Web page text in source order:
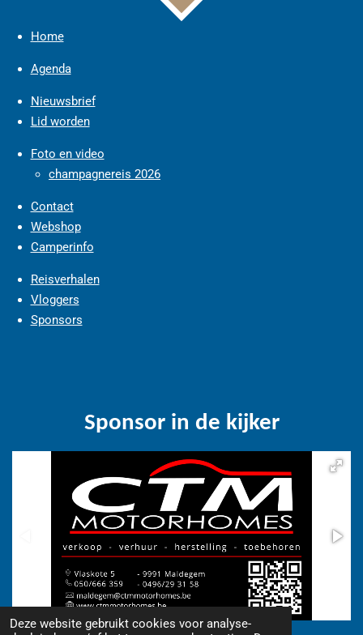
Deze website gebruikt cookies voor analyse-
Home
Agenda
Nieuwsbrief
Lid worden
Foto en video
champagnereis 2026
Contact
Webshop
Camperinfo
Reisverhalen
Vloggers
Sponsors
Sponsor in de kijker
© 2018 - 2026 www.camperfriends.be